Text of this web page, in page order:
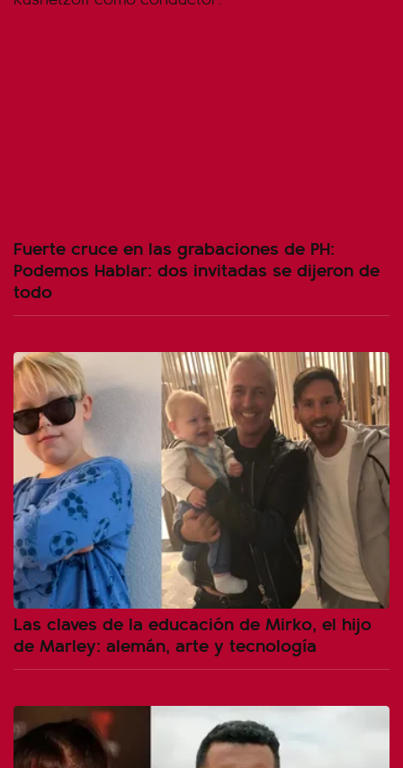
Fuerte cruce en las grabaciones de PH:
Podemos Hablar: dos invitadas se dijeron de
todo
Las claves de la educación de Mirko, el hijo
de Marley: alemán, arte y tecnología